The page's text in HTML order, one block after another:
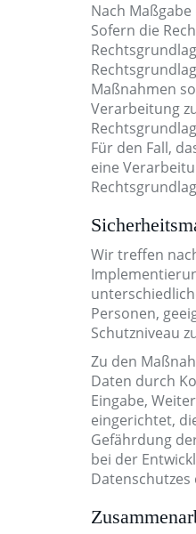
Nach
Sofern die
Maßnahmen
Verarbeitung
Für den Fall,
eine
Wir treffen
Personen,
Schutzniveau
Zu den
Daten durch
Eingabe,
eingerichtet,
Gefährdung
bei der